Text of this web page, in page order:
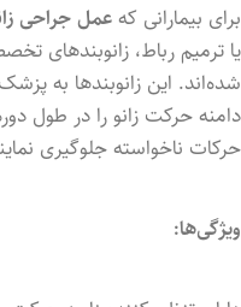
برای بیمارانی کهعمل جراحی
شده‌اند. این زانوبندها به
دامنه حرکت زانو را در طول
حرکات ناخواسته جلوگیری
ویژگی‌ها: